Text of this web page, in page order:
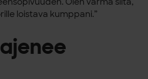
loistava kumppani.”